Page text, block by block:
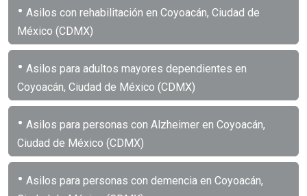
• Asilos con rehabilitación en Coyoacán, Ciudad de
México (CDMX)
• Asilos para adultos mayores dependientes en
Coyoacán, Ciudad de México (CDMX)
• Asilos para personas con Alzheimer en Coyoacán,
Ciudad de México (CDMX)
• Asilos para personas con demencia en Coyoacán,